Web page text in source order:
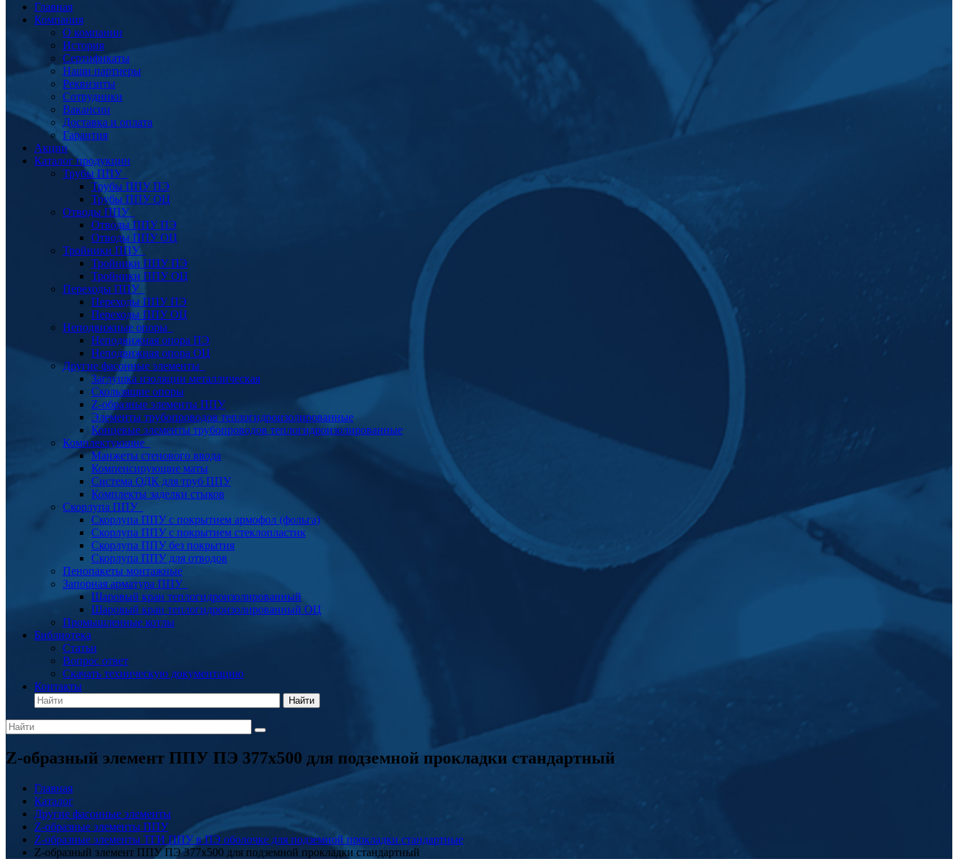
Главная
Компания
О компании
История
Сертификаты
Наши партнеры
Реквизиты
Сотрудники
Вакансии
Доставка и оплата
Гарантия
Акции
Каталог продукции
Трубы ППУ
Трубы ППУ ПЭ
Трубы ППУ ОЦ
Отводы ППУ
Отводы ППУ ПЭ
Отводы ППУ ОЦ
Тройники ППУ
Тройники ППУ ПЭ
Тройники ППУ ОЦ
Переходы ППУ
Переходы ППУ ПЭ
Переходы ППУ ОЦ
Неподвижные опоры
Неподвижная опора ПЭ
Неподвижная опора ОЦ
Другие фасонные элементы
Заглушка изоляции металлическая
Скользящие опоры
Z-образные элементы ППУ
Элементы трубопроводов теплогидроизолированные
Концевые элементы трубопроводов теплогидроизолированные
Комплектующие
Манжеты стенового ввода
Компенсирующие маты
Система ОДК для труб ППУ
Комплекты заделки стыков
Скорлупа ППУ
Скорлупа ППУ с покрытием армофол (фольга)
Скорлупа ППУ с покрытием стеклопластик
Скорлупа ППУ без покрытия
Скорлупа ППУ для отводов
Пенопакеты монтажные
Запорная арматура ППУ
Шаровый кран теплогидроизолированный
Шаровый кран теплогидроизолированный ОЦ
Промышленные котлы
Библиотека
Статьи
Вопрос ответ
Скачать техническую документацию
Контакты
Найти
Z-образный элемент ППУ ПЭ 377x500 для подземной прокладки стандартный
Главная
Каталог
Другие фасонные элементы
Z-образные элементы ППУ
Z-образные элементы ТГИ ППУ в ПЭ оболочке для подземной прокладки стандартные
Z-образный элемент ППУ ПЭ 377x500 для подземной прокладки стандартный